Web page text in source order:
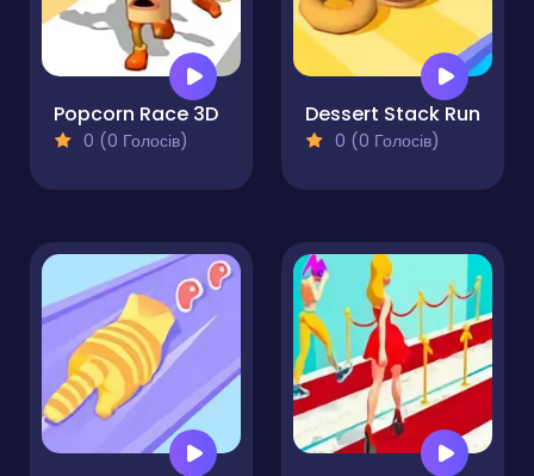
Popcorn Race 3D
0 (0 Голосів)
Dessert Stack Run
0 (0 Голосів)